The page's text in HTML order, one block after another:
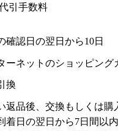
引手数料
確認日の翌日から10日
ーネットのショッピング
換
返品後、交換もしくは購
着日の翌日から7日間以内